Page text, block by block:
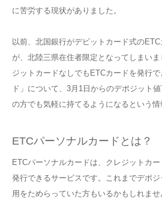
に苦労する現状がありました。
以前、北国銀行がデビットカード式の
が、北陸三県在住者限定となってしまい
ジットカードなしでもETCカードを発行
ド」について、3月1日からのデポジット
の方でも気軽に持てるようになるという情
ETCパーソナルカードとは？
ETCパーソナルカードは、クレジットカ
発行できるサービスです。これまでデポ
用をためらっていた方もいるかもしれませ